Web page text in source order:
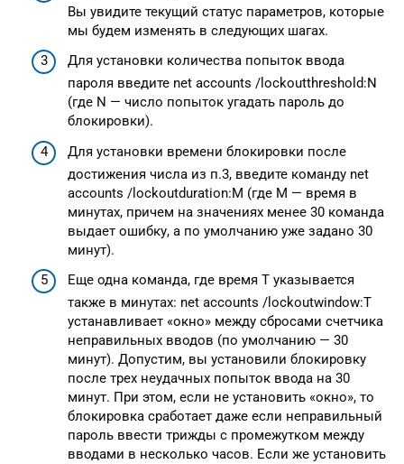
Вы увидите текущий статус параметров, которые
мы будем изменять в следующих шагах.
Для установки количества попыток ввода
пароля введите net accounts /lockoutthreshold:N
(где N — число попыток угадать пароль до
блокировки).
Для установки времени блокировки после
достижения числа из п.3, введите команду net
accounts /lockoutduration:M (где M — время в
минутах, причем на значениях менее 30 команда
выдает ошибку, а по умолчанию уже задано 30
минут).
Еще одна команда, где время T указывается
также в минутах: net accounts /lockoutwindow:T
устанавливает «окно» между сбросами счетчика
неправильных вводов (по умолчанию — 30
минут). Допустим, вы установили блокировку
после трех неудачных попыток ввода на 30
минут. При этом, если не установить «окно», то
блокировка сработает даже если неправильный
пароль ввести трижды с промежутком между
вводами в несколько часов. Если же установить